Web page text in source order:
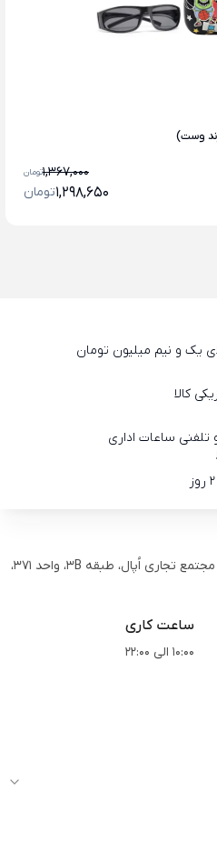
وست)
تومان1,367,000
تومان1,298,650
یک و نیم میلیون تومان
کالا
تهران، سعادت آباد، بلوار کوهستان، مجتمع تجاری اُپال، طبقه 3B، واحد 371،
ساعت کاری
10:00 الی 22:00